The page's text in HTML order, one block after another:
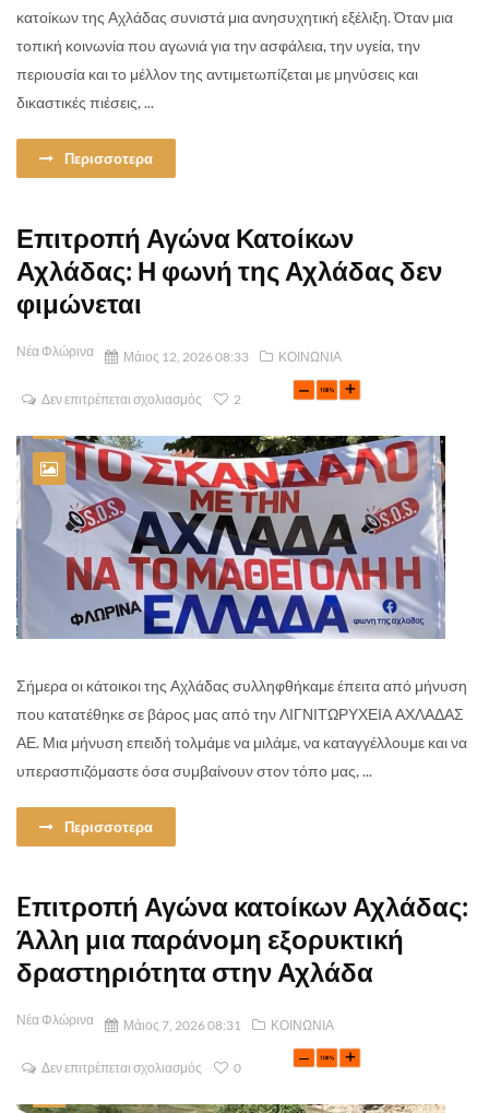
κατοίκων της Αχλάδας συνιστά μια ανησυχητική εξέλιξη. Όταν μια
τοπική κοινωνία που αγωνιά για την ασφάλεια, την υγεία, την
περιουσία και το μέλλον της αντιμετωπίζεται με μηνύσεις και
δικαστικές πιέσεις, ...
Περισσοτερα
Επιτροπή Αγώνα Κατοίκων
Αχλάδας: Η φωνή της Αχλάδας δεν
φιμώνεται
Νέα Φλώρινα Μάιος 12, 2026 08:33 ΚΟΙΝΩΝΙΑ
Δεν επιτρέπεται σχολιασμός 2
Σήμερα οι κάτοικοι της Αχλάδας συλληφθήκαμε έπειτα από μήνυση
που κατατέθηκε σε βάρος μας από την ΛΙΓΝΙΤΩΡΥΧΕΙΑ ΑΧΛΑΔΑΣ
ΑΕ. Μια μήνυση επειδή τολμάμε να μιλάμε, να καταγγέλλουμε και να
υπερασπιζόμαστε όσα συμβαίνουν στον τόπο μας, ...
Περισσοτερα
Eπιτροπή Αγώνα κατοίκων Αχλάδας:
Άλλη μια παράνομη εξορυκτική
δραστηριότητα στην Αχλάδα
Νέα Φλώρινα Μάιος 7, 2026 08:31 ΚΟΙΝΩΝΙΑ
Δεν επιτρέπεται σχολιασμός 0